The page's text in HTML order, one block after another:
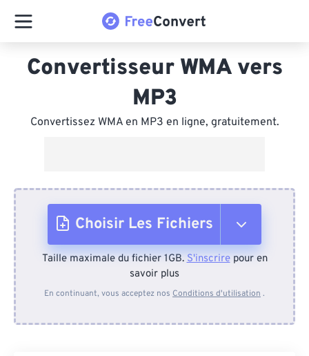
Convertisseur WMA vers
MP3
Convertissez WMA en MP3 en ligne, gratuitement.
Choisir Les Fichiers
Depuis l'appareil
Taille maximale du fichier 1GB.S'inscrirepour en
savoir plus
En continuant, vous acceptez nos Conditions d'utilisation .